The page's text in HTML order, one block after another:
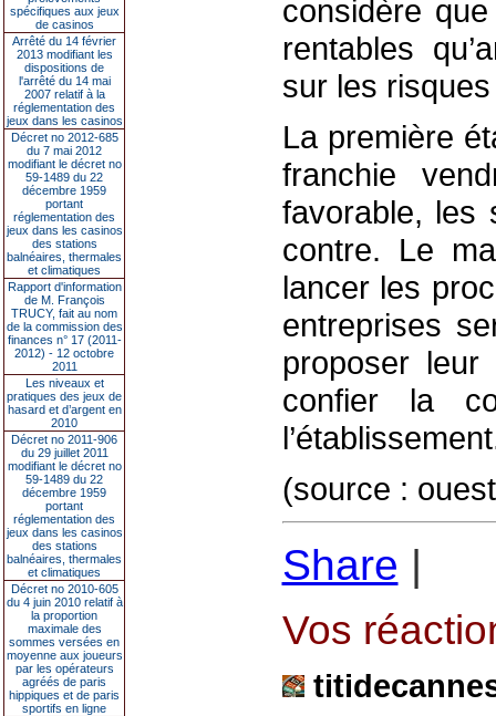
spécifiques aux jeux
de casinos
Arrêté du 14 février
2013 modifiant les
dispositions de
l'arrêté du 14 mai
2007 relatif à la
réglementation des
jeux dans les casinos
Décret no 2012-685
du 7 mai 2012
modifiant le décret no
59-1489 du 22
décembre 1959
portant
réglementation des
jeux dans les casinos
des stations
balnéaires, thermales
et climatiques
Rapport d'information
de M. François
TRUCY, fait au nom
de la commission des
finances n° 17 (2011-
2012) - 12 octobre
2011
Les niveaux et
pratiques des jeux de
hasard et d’argent en
2010
Décret no 2011-906
du 29 juillet 2011
modifiant le décret no
59-1489 du 22
décembre 1959
portant
réglementation des
jeux dans les casinos
des stations
balnéaires, thermales
et climatiques
Décret no 2010-605
du 4 juin 2010 relatif à
la proportion
maximale des
sommes versées en
moyenne aux joueurs
par les opérateurs
agréés de paris
hippiques et de paris
sportifs en ligne
considère
rentables
sur les risques
La première
franchie
favorable, les
contre. Le
lancer les
entreprises
proposer
confier la
(source :
Share |
Vos